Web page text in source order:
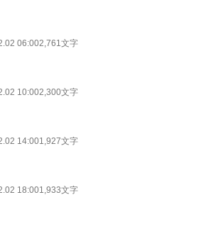
06:002,761文字
10:002,300文字
14:001,927文字
18:001,933文字